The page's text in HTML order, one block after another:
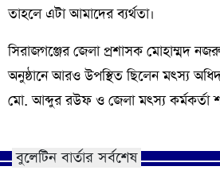
তাহলে এটা আমাদের ব্যর্থতা।
সিরাজগঞ্জের জেলা প্রশাসক মোহাম্মদ
অনুষ্ঠানে আরও উপস্থিত ছিলেন মৎস্য
মো. আব্দুর রউফ ও জেলা মৎস্য কর্মকর্তা
বুলেটিন বার্তার সর্বশেষ